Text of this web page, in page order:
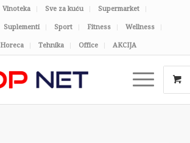
Vinoteka Sve za kuću Supermarket
Suplementi Sport Fitness Wellness
Horeca Tehnika Office AKCIJA